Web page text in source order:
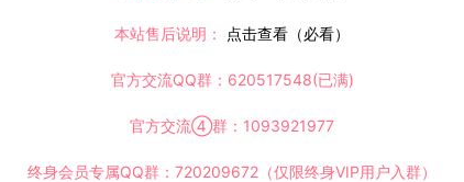
本站售后说明： 点击查看（必看）
官方交流QQ群：620517548(已满)
官方交流④群：1093921977
终身会员专属QQ群：720209672（仅限终身VIP用户入群）